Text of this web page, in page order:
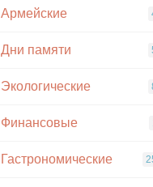
Армейские
Дни памяти
Экологические
Финансовые
Гастрономические